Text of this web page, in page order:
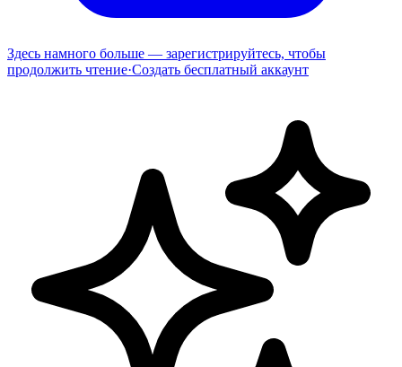
Здесь намного больше — зарегистрируйтесь, чтобы
продолжить чтение·Создать бесплатный аккаунт